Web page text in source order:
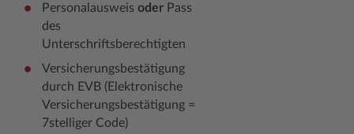
Personalausweisoder Pass
des
Unterschriftsberechtigten
Versicherungsbestätigung
durch EVB (Elektronische
Versicherungsbestätigung =
7stelliger Code)